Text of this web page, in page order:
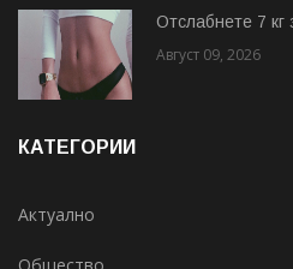
Отслабнете 7
Август 09, 2026
КАТЕГОРИИ
Актуално
Общество